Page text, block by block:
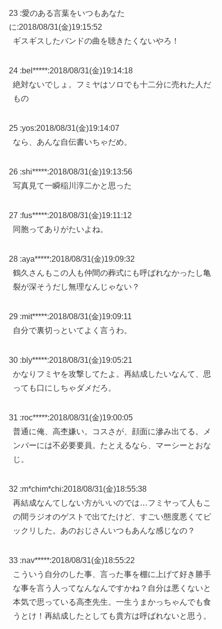
23 :愛のある言葉をいつもあなた
に:2018/08/31(金)19:15:52
ギスギスしたバンドの曲を聴きたくないやろ！
24 :bel*****:2018/08/31(金)19:14:18
絶対ないでしょ。フミヤはソロでも十二分に売れた人だ
もの
25 :yos:2018/08/31(金)19:14:07
なら、あんな自伝書いちゃだめ。
26 :shi*****:2018/08/31(金)19:13:56
写真見て一瞬稲川淳二かと思った
27 :fus*****:2018/08/31(金)19:11:12
同胞ってありがたいよね。
28 :aya*****:2018/08/31(金)19:09:32
鶴久さんもこの人も仲間の葬式にも呼ばれなかったし亀
裂が深そうだし無理なんじゃない？
29 :mit*****:2018/08/31(金)19:09:11
自分で裏切っといてよく言うわ。
30 :bly*****:2018/08/31(金)19:05:21
かなりフミヤを攻撃してたよ。再結成したいなんて、思
っても口にしちゃダメだろ。
31 :roc*****:2018/08/31(金)19:00:05
普通に俺、高杢嫌い。コスさが、顔面に滲み出てる。メ
ンバーには不必要要員。たとえるなら、マーシーとおな
じ。
32 :m*chim*chi:2018/08/31(金)18:55:38
再結成なんてしない方がいいのでは…フミヤって人もこ
の間ラジオのゲストで出てたけど、すごい態度悪くてビ
ックリした。あのおじさんいつもあんな感じなの？
33 :nav*****:2018/08/31(金)18:55:22
こういう自分のした事、言った事を棚に上げて好き勝手
な事を言う人ってなんなんですかね？自分は悪くないと
本気で思っている高杢先生。一生うまかっちゃんでも食
うとけ！再結成したとしても貴方は呼ばれないと思う。